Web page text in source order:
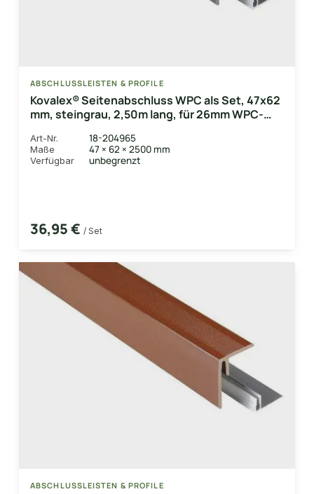
ABSCHLUSSLEISTEN & PROFILE
Kovalex® Seitenabschluss WPC als Set, 47x62
mm, steingrau, 2,50m lang, für 26mm WPC-
Art-Nr. 18-204965
Maße 47 × 62 × 2500 mm
Verfügbar unbegrenzt
36,95 € / Set
ABSCHLUSSLEISTEN & PROFILE